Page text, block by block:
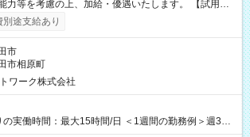
等を考慮の上、加給・優遇いたします。 【試用期
間なし
別途支給あり
市
市相原町
ワーク株式会社
の実働時間：最大15時間/日 ＜1週間の勤務例＞週3回
・水・金 休み：火・木・土・日 好きな時にお仕事